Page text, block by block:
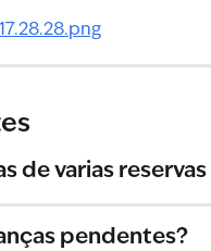
de varias
pendentes?